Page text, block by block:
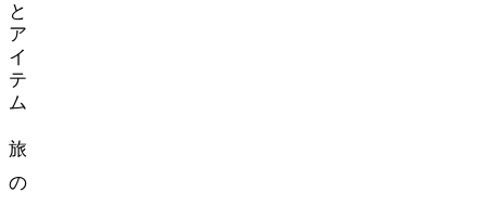
と
ア
イ
テ
ム
旅
の